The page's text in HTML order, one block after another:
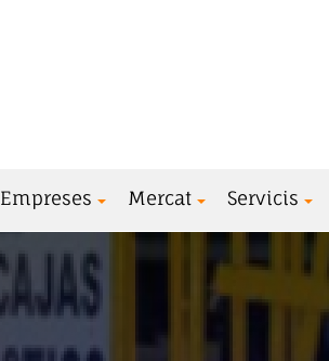
Empreses Mercat Servicis